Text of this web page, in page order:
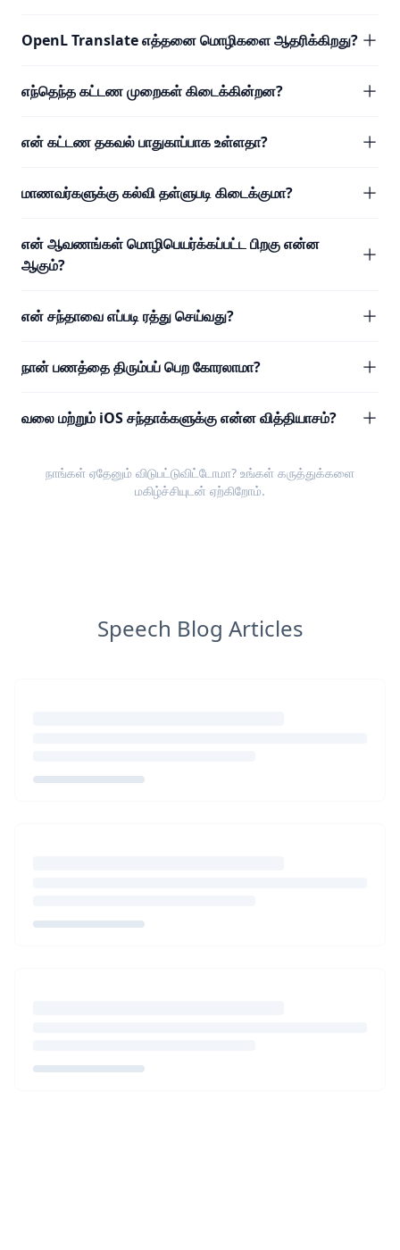
OpenL Translate எத்தனை மொழிகளை ஆதரிக்கிறது?
எந்தெந்த கட்டண முறைகள் கிடைக்கின்றன?
என் கட்டண தகவல் பாதுகாப்பாக உள்ளதா?
மாணவர்களுக்கு கல்வி தள்ளுபடி கிடைக்குமா?
என் ஆவணங்கள் மொழிபெயர்க்கப்பட்ட பிறகு என்ன
ஆகும்?
என் சந்தாவை எப்படி ரத்து செய்வது?
நான் பணத்தை திரும்பப் பெற கோரலாமா?
வலை மற்றும் iOS சந்தாக்களுக்கு என்ன வித்தியாசம்?
நாங்கள் ஏதேனும் விடுபட்டுவிட்டோமா? உங்கள் கருத்துக்களை
மகிழ்ச்சியுடன் ஏற்கிறோம்.
Speech Blog Articles